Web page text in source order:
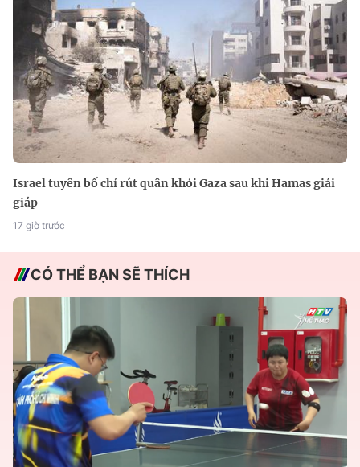
Israel tuyên bố chỉ rút quân khỏi Gaza sau khi Hamas giải
giáp
17 giờ trước
CÓ THỂ BẠN SẼ THÍCH